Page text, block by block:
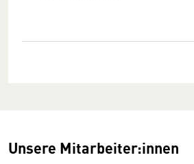
Unsere Mitarbeiter:innen